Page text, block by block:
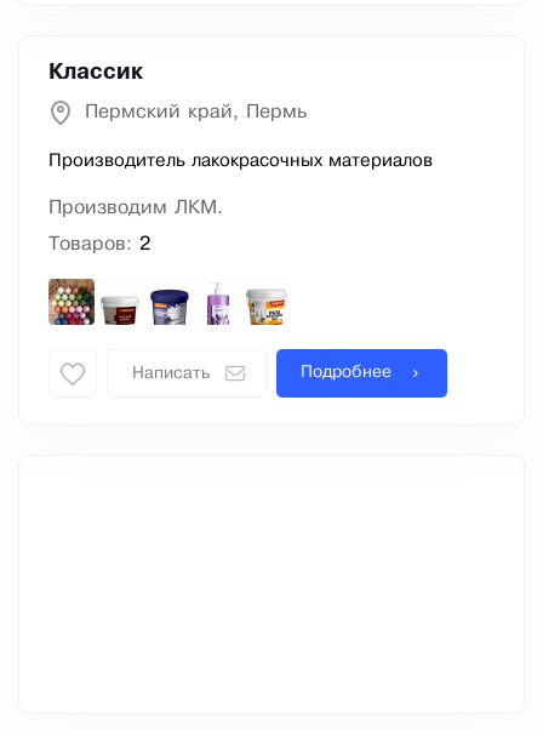
Классик
Пермский край, Пермь
Производитель лакокрасочных материалов
Производим ЛКМ.
Товаров: 2
Написать Подробнее